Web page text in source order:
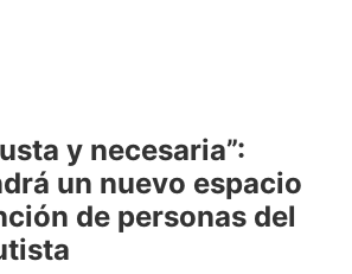
y necesaria”:
un nuevo espacio
de personas del